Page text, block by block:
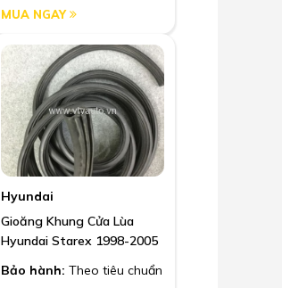
MUA NGAY
Hyundai
Gioăng Khung Cửa Lùa
Hyundai Starex 1998-2005
Bảo hành: Theo tiêu chuẩn